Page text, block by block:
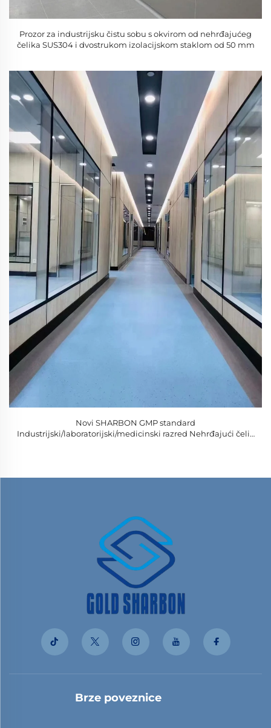
Prozor za industrijsku čistu sobu s okvirom od nehrđajućeg
čelika SUS304 i dvostrukom izolacijskom staklom od 50 mm
Novi SHARBON GMP standard
Industrijski/laboratorijski/medicinski razred Nehrđajući čelik
Brze poveznice